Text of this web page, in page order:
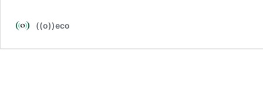
((o))eco